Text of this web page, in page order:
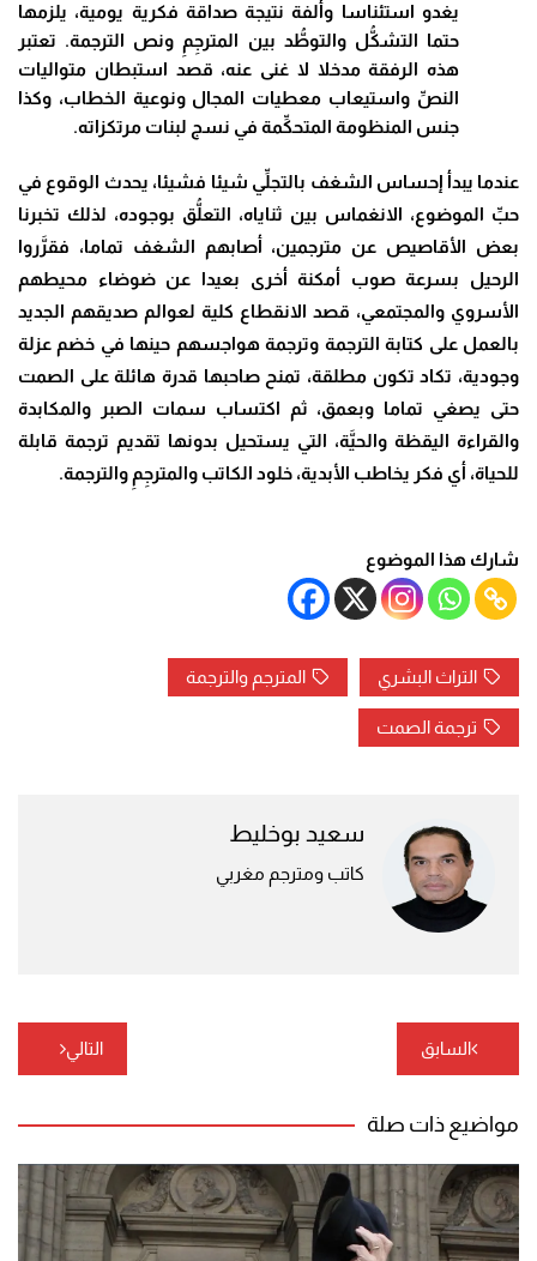
يغدو استئناسا وألفة نتيجة صداقة فكرية يومية، يلزمها
حتما التشكُّل والتوطُّد بين المترجِمِ ونص الترجمة. تعتبر
هذه الرفقة مدخلا لا غنى عنه، قصد استبطان متواليات
النصِّ واستيعاب معطيات المجال ونوعية الخطاب، وكذا
جنس المنظومة المتحكِّمة في نسج لبنات مرتكزاته.
عندما يبدأ إحساس الشغف بالتجلِّي شيئا فشيئا، يحدث الوقوع في
حبِّ الموضوع، الانغماس بين ثناياه، التعلُّق بوجوده، لذلك تخبرنا
بعض الأقاصيص عن مترجمين، أصابهم الشغف تماما، فقرَّروا
الرحيل بسرعة صوب أمكنة أخرى بعيدا عن ضوضاء محيطهم
الأسروي والمجتمعي، قصد الانقطاع كلية لعوالم صديقهم الجديد
بالعمل على كتابة الترجمة وترجمة هواجسهم حينها في خضم عزلة
وجودية، تكاد تكون مطلقة، تمنح صاحبها قدرة هائلة على الصمت
حتى يصغي تماما وبعمق، ثم اكتساب سمات الصبر والمكابدة
والقراءة اليقظة والحيَّة، التي يستحيل بدونها تقديم ترجمة قابلة
للحياة، أي فكر يخاطب الأبدية، خلود الكاتب والمترجِمِ والترجمة.
شارك هذا الموضوع
التراث البشري المترجم والترجمة
ترجمة الصمت
سعيد بوخليط
كاتب ومترجم مغربي
تصفّح
المقالات
السابق التالي
مواضيع ذات صلة